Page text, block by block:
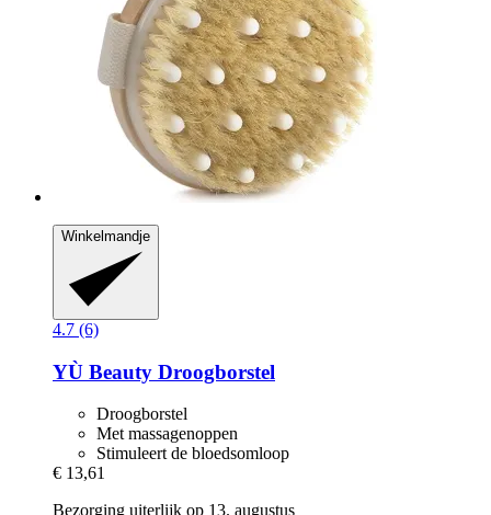
Winkelmandje
4.7 (6)
YÙ Beauty Droogborstel
Droogborstel
Met massagenoppen
Stimuleert de bloedsomloop
€ 13,61
Bezorging uiterlijk op 13. augustus